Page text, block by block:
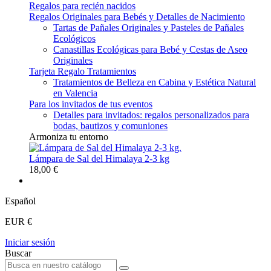
Regalos para recién nacidos
Regalos Originales para Bebés y Detalles de Nacimiento
Tartas de Pañales Originales y Pasteles de Pañales
Ecológicos
Canastillas Ecológicas para Bebé y Cestas de Aseo
Originales
Tarjeta Regalo Tratamientos
Tratamientos de Belleza en Cabina y Estética Natural
en Valencia
Para los invitados de tus eventos
Detalles para invitados: regalos personalizados para
bodas, bautizos y comuniones
Armoniza tu entorno
Lámpara de Sal del Himalaya 2-3 kg
18,00 €
Español
EUR €
Iniciar sesión
Buscar